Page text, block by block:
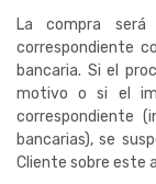
La compra
correspondiente
bancaria. Si el
motivo o si el
correspondiente
bancarias), se
Cliente sobre este